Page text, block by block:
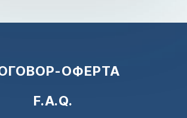
ОФЕРТА
F.A.Q.